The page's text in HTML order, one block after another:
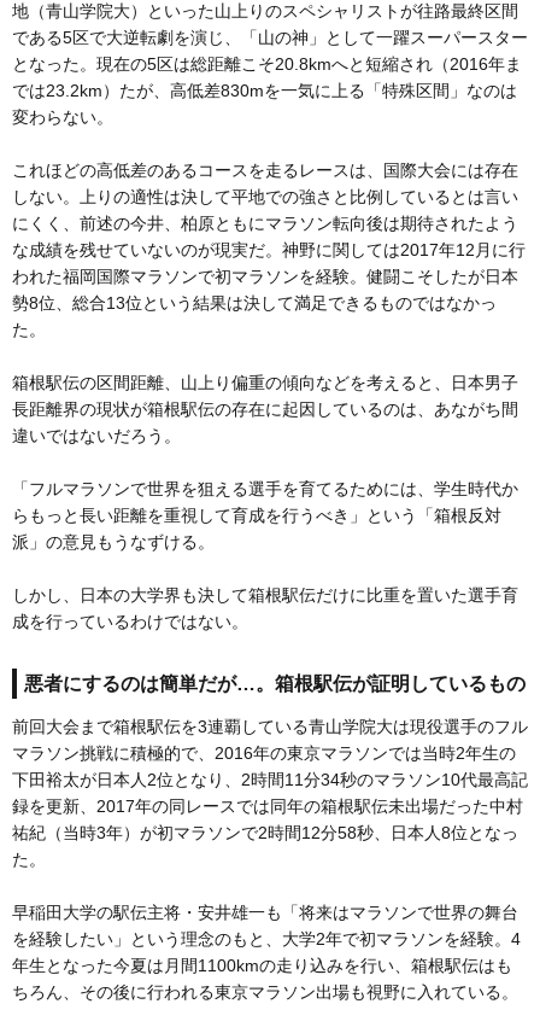
地（青山学院大）といった山上りのスペシャリストが往路最終区間
である5区で大逆転劇を演じ、「山の神」として一躍スーパースター
となった。現在の5区は総距離こそ20.8kmへと短縮され（2016年ま
では23.2km）たが、高低差830mを一気に上る「特殊区間」なのは
変わらない。
これほどの高低差のあるコースを走るレースは、国際大会には存在
しない。上りの適性は決して平地での強さと比例しているとは言い
にくく、前述の今井、柏原ともにマラソン転向後は期待されたよう
な成績を残せていないのが現実だ。神野に関しては2017年12月に行
われた福岡国際マラソンで初マラソンを経験。健闘こそしたが日本
勢8位、総合13位という結果は決して満足できるものではなかっ
た。
箱根駅伝の区間距離、山上り偏重の傾向などを考えると、日本男子
長距離界の現状が箱根駅伝の存在に起因しているのは、あながち間
違いではないだろう。
「フルマラソンで世界を狙える選手を育てるためには、学生時代か
らもっと長い距離を重視して育成を行うべき」という「箱根反対
派」の意見もうなずける。
しかし、日本の大学界も決して箱根駅伝だけに比重を置いた選手育
成を行っているわけではない。
悪者にするのは簡単だが…。箱根駅伝が証明しているもの
前回大会まで箱根駅伝を3連覇している青山学院大は現役選手のフル
マラソン挑戦に積極的で、2016年の東京マラソンでは当時2年生の
下田裕太が日本人2位となり、2時間11分34秒のマラソン10代最高記
録を更新、2017年の同レースでは同年の箱根駅伝未出場だった中村
祐紀（当時3年）が初マラソンで2時間12分58秒、日本人8位となっ
た。
早稲田大学の駅伝主将・安井雄一も「将来はマラソンで世界の舞台
を経験したい」という理念のもと、大学2年で初マラソンを経験。4
年生となった今夏は月間1100kmの走り込みを行い、箱根駅伝はも
ちろん、その後に行われる東京マラソン出場も視野に入れている。